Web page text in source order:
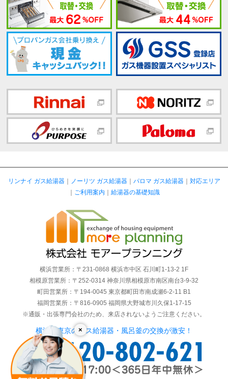
×
リンナイ ガス給湯器｜ ノーリツ ガス給湯器｜ パロマ ガス給湯器｜ 対応エリア
｜ ご利用案内 ｜ 給湯器の基礎知識
横浜営業所：〒231-0868 横浜市中区 石川町1-13-2 1F
相模原営業所：〒252-0314 神奈川県相模原市南区南台3-9-32
町田営業所：〒194-0045 東京都町田市南成瀬6-2-11 B1
福岡営業所：〒816-0905 福岡県大野城市川久保1-17-15
※通販・出張専門会社のため、来店されないようご注意ください。
横浜・東京のガス給湯器・風呂釜の交換が激安！